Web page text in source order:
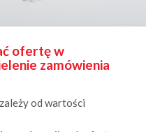
zamówienia
od wartości
unijnych ofertę